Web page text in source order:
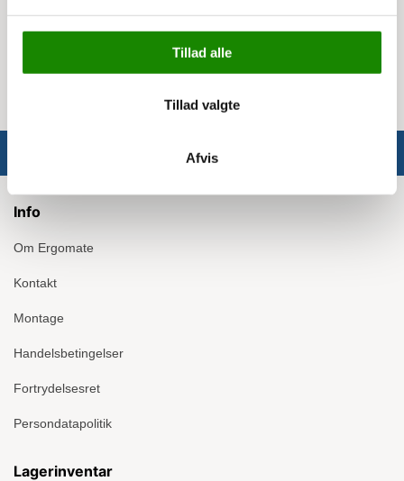
Tillad alle
Tillad valgte
Afvis
Fodbøjle og glidesko
Sædehøjde: 63-88 cm
Max belastning: 120 kg
Info
Om Ergomate
Kontakt
Montage
Handelsbetingelser
Fortrydelsesret
Persondatapolitik
Lagerinventar